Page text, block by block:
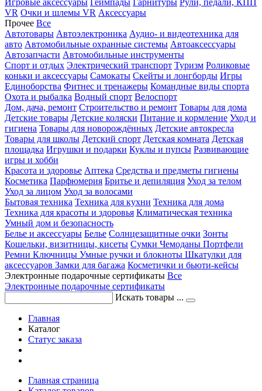
Игровые аксессуары Геймпады Гарнитуры Рули, педали, КПП
VR Очки и шлемы VR Аксессуары
Прочее Все
Автотовары Автоэлектроника Аудио- и видеотехника для
авто Автомобильные охранные системы Автоаксессуары
Автозапчасти Автомобильные инструменты
Спорт и отдых Электрический транспорт Туризм Роликовые
коньки и аксессуары Самокаты Скейты и лонгборды Игры
Единоборства Фитнес и тренажеры Командные виды спорта
Охота и рыбалка Водный спорт Велоспорт
Дом, дача, ремонт Строительство и ремонт Товары для дома
Детские товары Детские коляски Питание и кормление Уход и
гигиена Товары для новорождённых Детские автокресла
Товары для школы Детский спорт Детская комната Детская
площадка Игрушки и подарки Куклы и пупсы Развивающие
игры и хобби
Красота и здоровье Аптека Средства и предметы гигиены
Косметика Парфюмерия Бритье и депиляция Уход за телом
Уход за лицом Уход за волосами
Бытовая техника Техника для кухни Техника для дома
Техника для красоты и здоровья Климатическая техника
Умный дом и безопасность
Белье и аксессуары Белье Солнцезащитные очки Зонты
Кошельки, визитницы, кисеты Сумки Чемоданы Портфели
Ремни Ключницы Умные ручки и блокноты Шкатулки для
аксессуаров Замки для багажа Косметички и бьюти-кейсы
Электронные подарочные сертификаты Все
Электронные подарочные сертификаты
Искать товары ...
Главная
Каталог
Статус заказа
Главная страница